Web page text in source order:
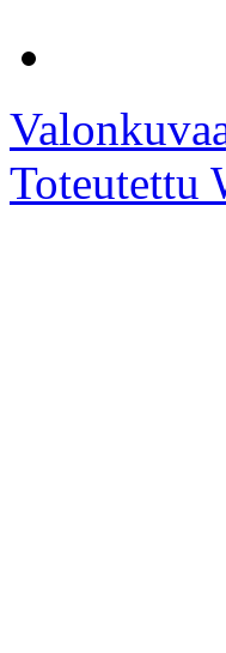
Toteutettu